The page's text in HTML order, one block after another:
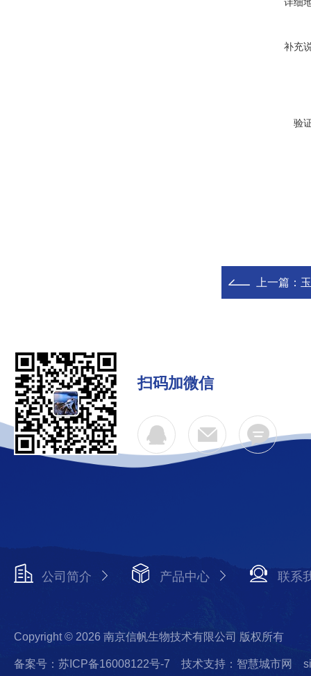
补充
验
上一篇：
扫码加微信
公司简介 产品中心 联系
Copyright © 2026 南京信帆生物技术有限公司 版权所有
备案号：苏ICP备16008122号-7 技术支持：智慧城市网